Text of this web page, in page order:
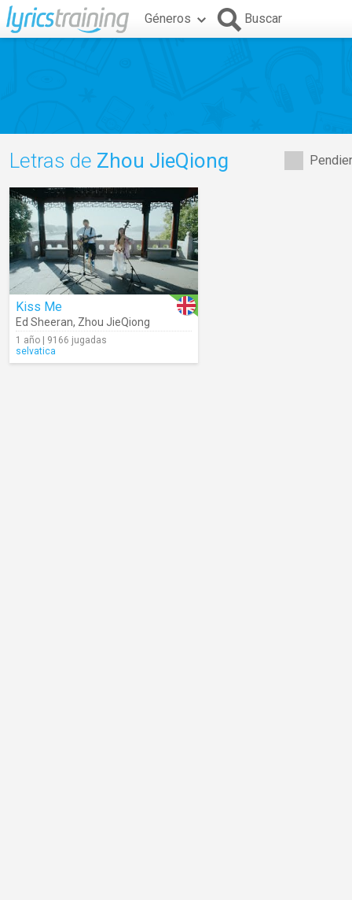
Géneros Buscar
Letras de Zhou JieQiong
Kiss Me
Ed Sheeran, Zhou JieQiong
1 año | 9166 jugadas
selvatica